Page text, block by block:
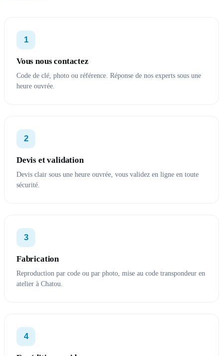
1
Vous nous contactez
Code de clé, photo ou référence. Réponse de nos experts sous une
heure ouvrée.
2
Devis et validation
Devis clair sous une heure ouvrée, vous validez en ligne en toute
sécurité.
3
Fabrication
Reproduction par code ou par photo, mise au code transpondeur en
atelier à Chatou.
4